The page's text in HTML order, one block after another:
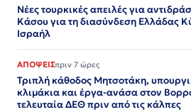
Νέες τουρκικές απειλές για
Κάσου για τη διασύνδεση Ελλάδας
Ισραήλ
ΑΠΟΨΕΙΣπριν 7 ώρες
Τριπλή κάθοδος Μητσοτάκη,
κλιμάκια και έργα-ανάσα στον
τελευταία ΔΕΘ πριν από τις κάλπες